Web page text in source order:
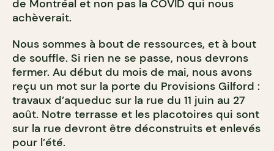
de Montréal et non pas la COVID qui nous
achèverait.
Nous sommes à bout de ressources, et à bout
de souffle. Si rien ne se passe, nous devrons
fermer. Au début du mois de mai, nous avons
reçu un mot sur la porte du Provisions Gilford :
travaux d’aqueduc sur la rue du 11 juin au 27
août. Notre terrasse et les placotoires qui sont
sur la rue devront être déconstruits et enlevés
pour l’été.